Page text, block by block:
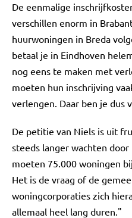
De eenmalige
verschillen enorm in
huurwoningen in Breda
betaal je in Eindhoven
nog eens te maken met
moeten hun inschrijving
verlengen. Daar ben je dus
De petitie van Niels is uit
steeds langer wachten
moeten 75.000 woningen
Het is de vraag of de
woningcorporaties zich
allemaal heel lang duren."